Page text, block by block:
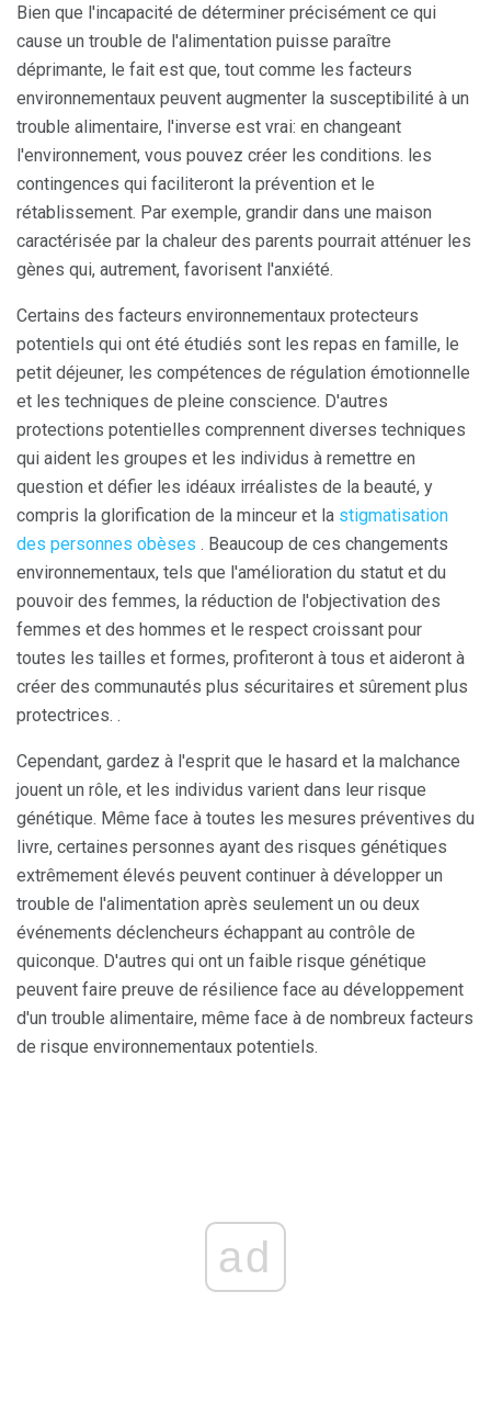
Bien que l'incapacité de déterminer précisément ce qui
cause un trouble de l'alimentation puisse paraître
déprimante, le fait est que, tout comme les facteurs
environnementaux peuvent augmenter la susceptibilité à un
trouble alimentaire, l'inverse est vrai: en changeant
l'environnement, vous pouvez créer les conditions. les
contingences qui faciliteront la prévention et le
rétablissement. Par exemple, grandir dans une maison
caractérisée par la chaleur des parents pourrait atténuer les
gènes qui, autrement, favorisent l'anxiété.
Certains des facteurs environnementaux protecteurs
potentiels qui ont été étudiés sont les repas en famille, le
petit déjeuner, les compétences de régulation émotionnelle
et les techniques de pleine conscience. D'autres
protections potentielles comprennent diverses techniques
qui aident les groupes et les individus à remettre en
question et défier les idéaux irréalistes de la beauté, y
compris la glorification de la minceur et la stigmatisation
des personnes obèses . Beaucoup de ces changements
environnementaux, tels que l'amélioration du statut et du
pouvoir des femmes, la réduction de l'objectivation des
femmes et des hommes et le respect croissant pour
toutes les tailles et formes, profiteront à tous et aideront à
créer des communautés plus sécuritaires et sûrement plus
protectrices. .
Cependant, gardez à l'esprit que le hasard et la malchance
jouent un rôle, et les individus varient dans leur risque
génétique. Même face à toutes les mesures préventives du
livre, certaines personnes ayant des risques génétiques
extrêmement élevés peuvent continuer à développer un
trouble de l'alimentation après seulement un ou deux
événements déclencheurs échappant au contrôle de
quiconque. D'autres qui ont un faible risque génétique
peuvent faire preuve de résilience face au développement
d'un trouble alimentaire, même face à de nombreux facteurs
de risque environnementaux potentiels.
ad